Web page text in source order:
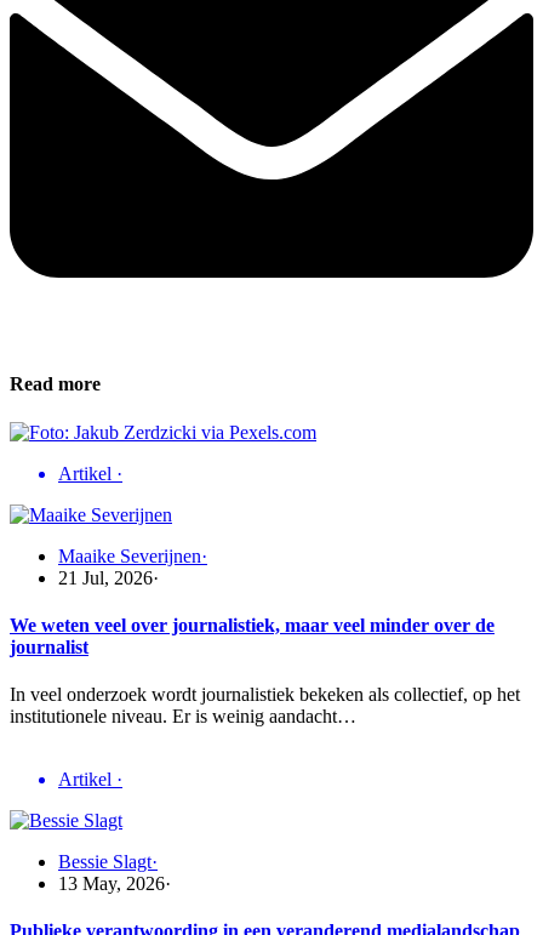
Read more
Artikel ·
Maaike Severijnen·
21 Jul, 2026·
We weten veel over journalistiek, maar veel minder over de
journalist
In veel onderzoek wordt journalistiek bekeken als collectief, op het
institutionele niveau. Er is weinig aandacht…
Artikel ·
Bessie Slagt·
13 May, 2026·